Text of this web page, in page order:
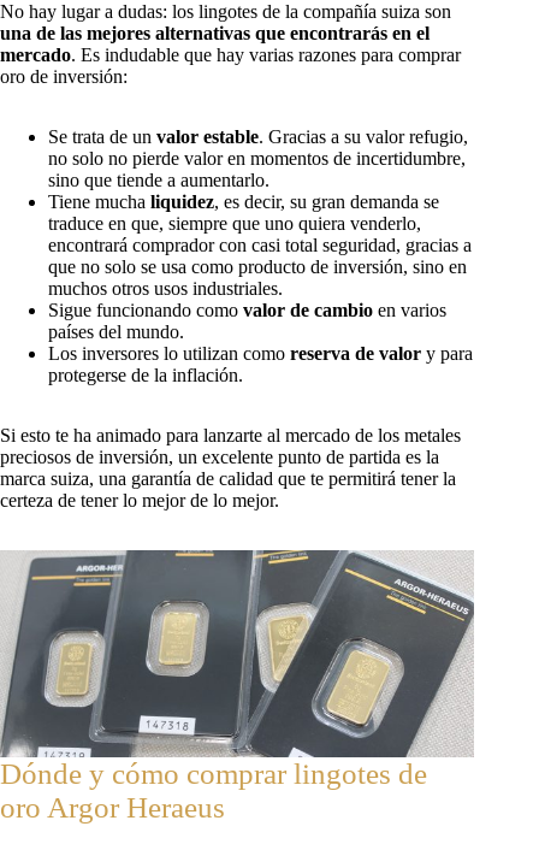
No hay lugar a dudas: los lingotes de la compañía suiza son
una de las mejores alternativas que encontrarás en el
mercado. Es indudable que hay varias razones para comprar
oro de inversión:
Se trata de un valor estable. Gracias a su valor refugio,
no solo no pierde valor en momentos de incertidumbre,
sino que tiende a aumentarlo.
Tiene mucha liquidez, es decir, su gran demanda se
traduce en que, siempre que uno quiera venderlo,
encontrará comprador con casi total seguridad, gracias a
que no solo se usa como producto de inversión, sino en
muchos otros usos industriales.
Sigue funcionando como valor de cambio en varios
países del mundo.
Los inversores lo utilizan como reserva de valor y para
protegerse de la inflación.
Si esto te ha animado para lanzarte al mercado de los metales
preciosos de inversión, un excelente punto de partida es la
marca suiza, una garantía de calidad que te permitirá tener la
certeza de tener lo mejor de lo mejor.
Dónde y cómo comprar lingotes de
oro Argor Heraeus